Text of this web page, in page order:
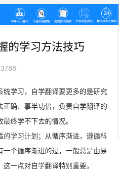
的学习方法技巧
统学习，自学翻译要更多的是研究
确、事半功倍，负责自学翻译的
终学不下去的情况。
的学习计划；从循序渐进，遵循科
一个循序渐进的过，一般总是由易
一点对自学翻译特别重要。